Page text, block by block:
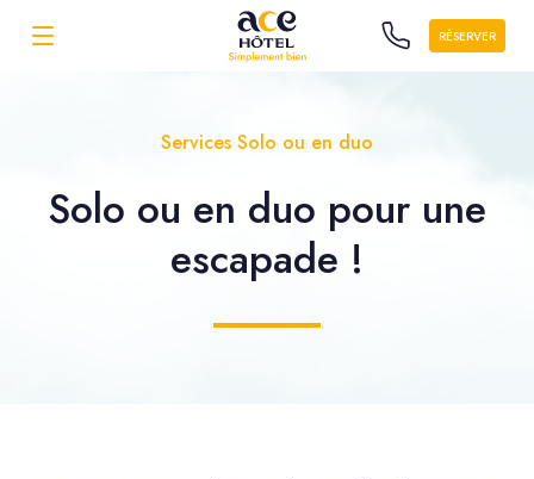
RÉSERVER
Services Solo ou en duo
Solo ou en duo pour une
escapade !